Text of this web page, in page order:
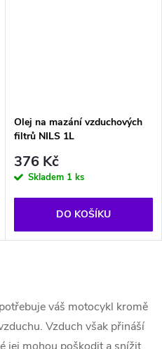
Olej na mazání vzduchových
filtrů NILS 1L
376 Kč
Skladem 1 ks
DO KOŠÍKU
váš motocykl kromě
Vzduch však přináší